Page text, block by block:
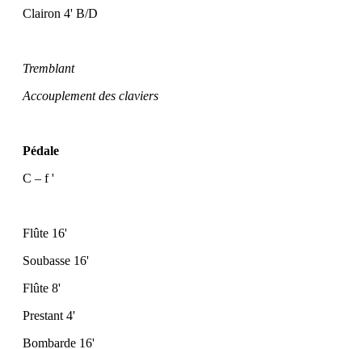
Clairon 4' B/D
Tremblant
Accouplement des claviers
Pédale
C – f '
Flûte 16'
Soubasse 16'
Flûte 8'
Prestant 4'
Bombarde 16'